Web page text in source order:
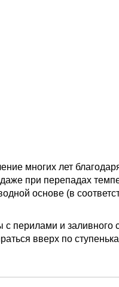
многих лет
при перепадах
основе (в
перилами и заливного
вверх по